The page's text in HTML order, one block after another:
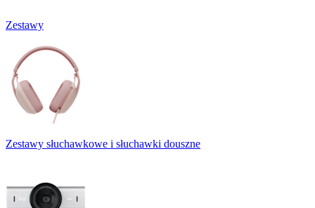
Zestawy
Zestawy słuchawkowe i słuchawki douszne